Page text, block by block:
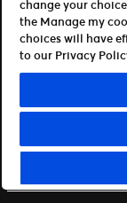
Vilkår for bruk
Retningslinjer
Administrer
change your
the Manage my
choices will have
to our Privacy